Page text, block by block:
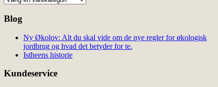
Blog
Ny Økolov: Alt du skal vide om de nye regler for økologisk
jordbrug og hvad det betyder for te.
Istheens historie
Kundeservice